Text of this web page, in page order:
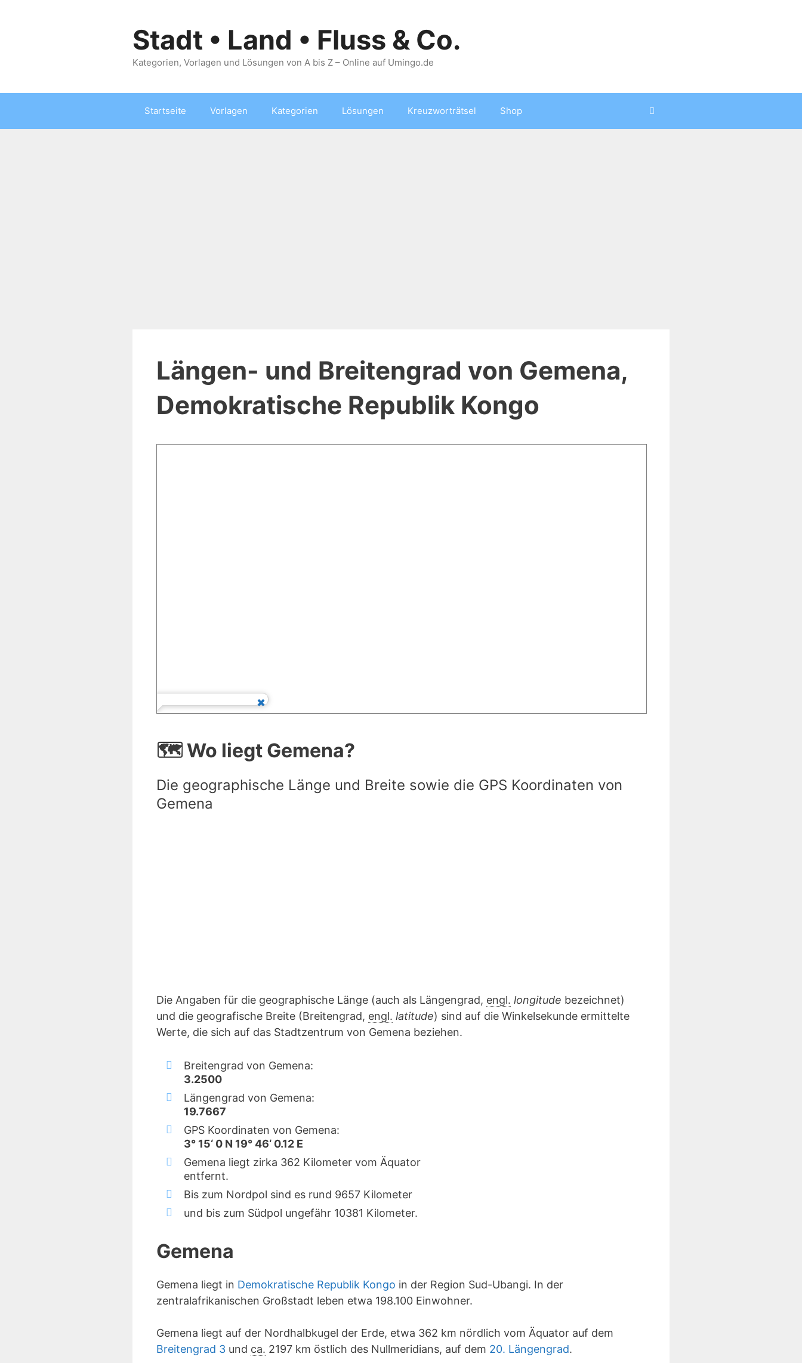
Stadt • Land • Fluss & Co.
Kategorien, Vorlagen und Lösungen von A bis Z – Online auf Umingo.de
Startseite Vorlagen Kategorien Lösungen Kreuzworträtsel Shop
Längen- und Breitengrad von Gemena,
Demokratische Republik Kongo
🗺️ Wo liegt Gemena?
Die geographische Länge und Breite sowie die GPS Koordinaten von
Gemena
Die Angaben für die geographische Länge (auch als Längengrad, engl. longitude bezeichnet)
und die geografische Breite (Breitengrad, engl. latitude) sind auf die Winkelsekunde ermittelte
Werte, die sich auf das Stadtzentrum von Gemena beziehen.
Breitengrad von Gemena:
3.2500
Längengrad von Gemena:
19.7667
GPS Koordinaten von Gemena:
3° 15‘ 0 N 19° 46‘ 0.12 E
Gemena liegt zirka 362 Kilometer vom Äquator
entfernt.
Bis zum Nordpol sind es rund 9657 Kilometer
und bis zum Südpol ungefähr 10381 Kilometer.
Gemena
Gemena liegt in Demokratische Republik Kongo in der Region Sud-Ubangi. In der
zentralafrikanischen Großstadt leben etwa 198.100 Einwohner.
Gemena liegt auf der Nordhalbkugel der Erde, etwa 362 km nördlich vom Äquator auf dem
Breitengrad 3 und ca. 2197 km östlich des Nullmeridians, auf dem 20. Längengrad.